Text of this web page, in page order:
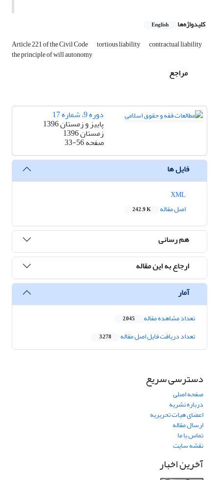
کلیدواژه‌ها English
Article 221 of the Civil Code tortious liability contractual liability
the principle of will autonomy
مراجع
دوره 9، شماره 17
پاییز و زمستان 1396
زمستان 1396
صفحه33-56
فایل ها
اصل مقاله
242.9 K
هم رسانی
ارجاع به این مقاله
آمار
تعداد مشاهده مقاله 2,045
تعداد دریافت فایل اصل مقاله 3,278
دسترسی سریع
صفحه اصلی
درباره نشریه
اعضای هیات تحریریه
ارسال مقاله
تماس با ما
نقشه سایت
آخرین اخبار